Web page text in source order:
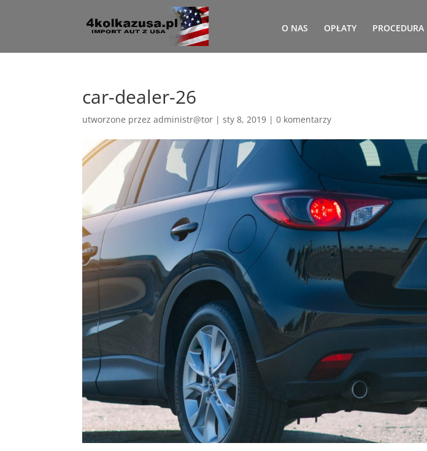
O NAS OPŁATY PROCEDURA
car-dealer-26
utworzone przezadministr@tor |sty 8, 2019 |0 komentarzy